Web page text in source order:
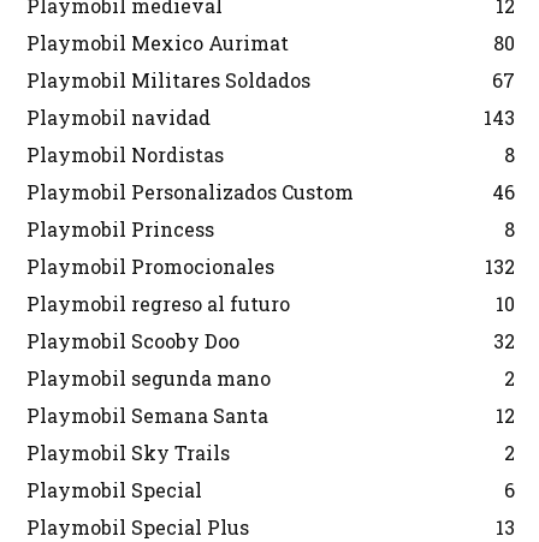
Playmobil Mexico Aurimat
80
Playmobil Militares Soldados
67
Playmobil navidad
143
Playmobil Nordistas
8
Playmobil Personalizados Custom
46
Playmobil Princess
8
Playmobil Promocionales
132
Playmobil regreso al futuro
10
Playmobil Scooby Doo
32
Playmobil segunda mano
2
Playmobil Semana Santa
12
Playmobil Sky Trails
2
Playmobil Special
6
Playmobil Special Plus
13